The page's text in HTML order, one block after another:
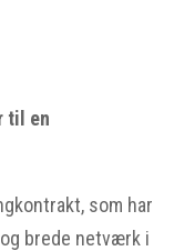
til en
som har
brede netværk i